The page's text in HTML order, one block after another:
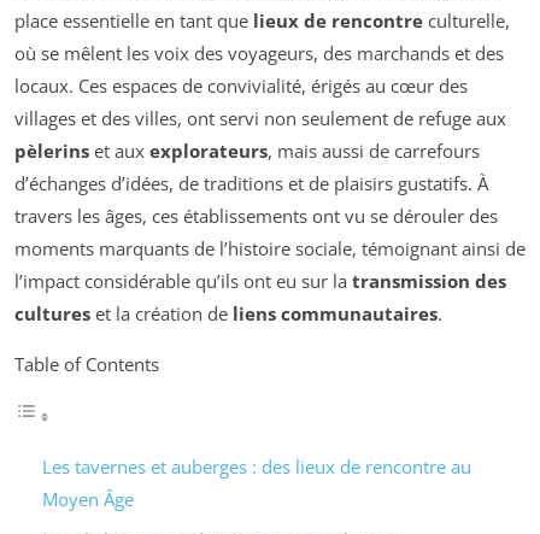
place essentielle en tant que lieux de rencontre culturelle,
où se mêlent les voix des voyageurs, des marchands et des
locaux. Ces espaces de convivialité, érigés au cœur des
villages et des villes, ont servi non seulement de refuge aux
pèlerins et aux explorateurs, mais aussi de carrefours
d’échanges d’idées, de traditions et de plaisirs gustatifs. À
travers les âges, ces établissements ont vu se dérouler des
moments marquants de l’histoire sociale, témoignant ainsi de
l’impact considérable qu’ils ont eu sur la transmission des
cultures et la création de liens communautaires.
Table of Contents
Les tavernes et auberges : des lieux de rencontre au
Moyen Âge